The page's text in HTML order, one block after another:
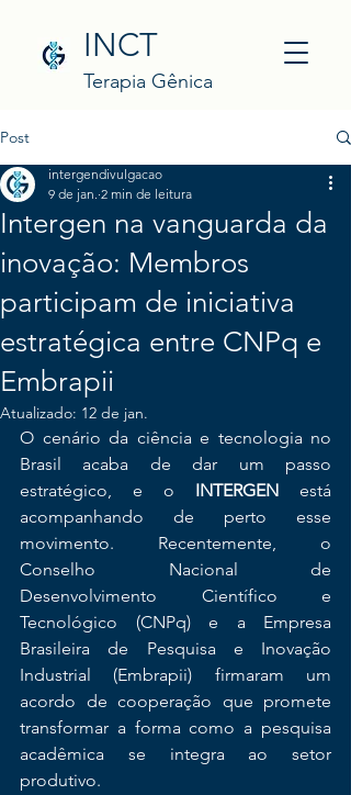
INCT
Terapia Gênica
Post
Intergen na vanguarda da
inovação: Membros
participam de iniciativa
estratégica entre CNPq e
Embrapii
intergendivulgacao
9 de jan. 2 min de leitura
Atualizado: 12 de jan.
O cenário da ciência e tecnologia no
Brasil acaba de dar um passo
estratégico, e o INTERGEN está
acompanhando de perto esse
movimento. Recentemente, o
Conselho Nacional de
Desenvolvimento Científico e
Tecnológico (CNPq) e a Empresa
Brasileira de Pesquisa e Inovação
Industrial (Embrapii) firmaram um
acordo de cooperação que promete
transformar a forma como a pesquisa
acadêmica se integra ao setor
produtivo.